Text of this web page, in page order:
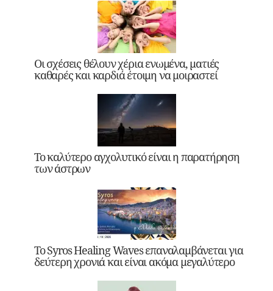
Οι σχέσεις θέλουν χέρια ενωμένα, ματιές
καθαρές και καρδιά έτοιμη να μοιραστεί
Το καλύτερο αγχολυτικό είναι η παρατήρηση
των άστρων
Το Syros Healing Waves επαναλαμβάνεται για
δεύτερη χρονιά και είναι ακόμα μεγαλύτερο